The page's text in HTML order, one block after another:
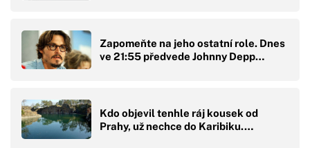
Zapomeňte na jeho ostatní role. Dnes
ve 21:55 předvede Johnny Depp…
Kdo objevil tenhle ráj kousek od
Prahy, už nechce do Karibiku.…